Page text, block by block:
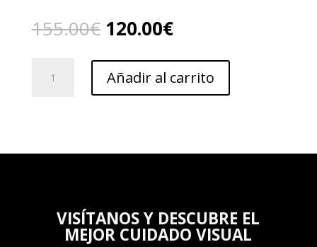
155.00€ El
precio
original
era:
155.00€.
120.00€El
precio
actual
es:
120.00€.
Añadir al carrito
VISÍTANOS Y DESCUBRE EL
MEJOR CUIDADO VISUAL